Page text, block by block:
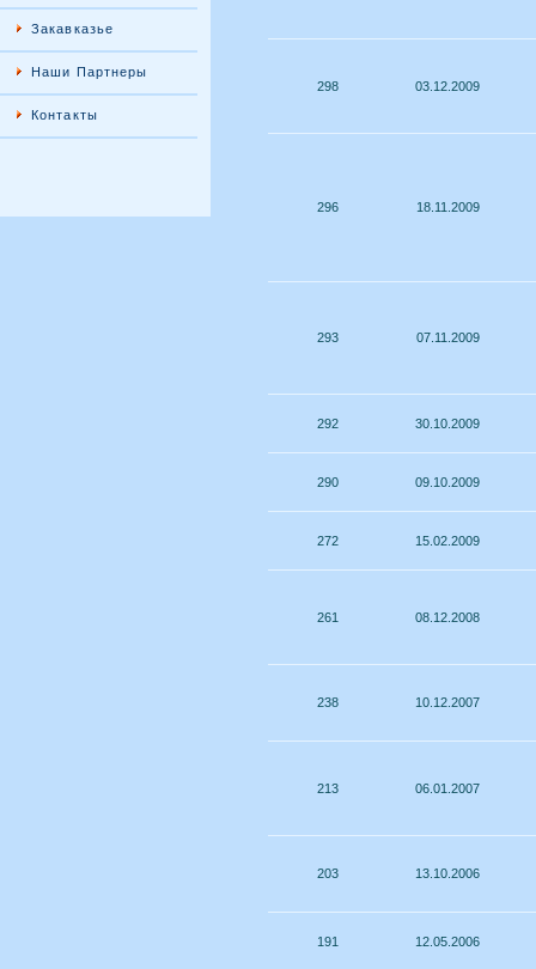
Закавказье
Наши Партнеры
Контакты
298 03.12.2009
296 18.11.2009
293 07.11.2009
292 30.10.2009
290 09.10.2009
272 15.02.2009
261 08.12.2008
238 10.12.2007
213 06.01.2007
203 13.10.2006
191 12.05.2006